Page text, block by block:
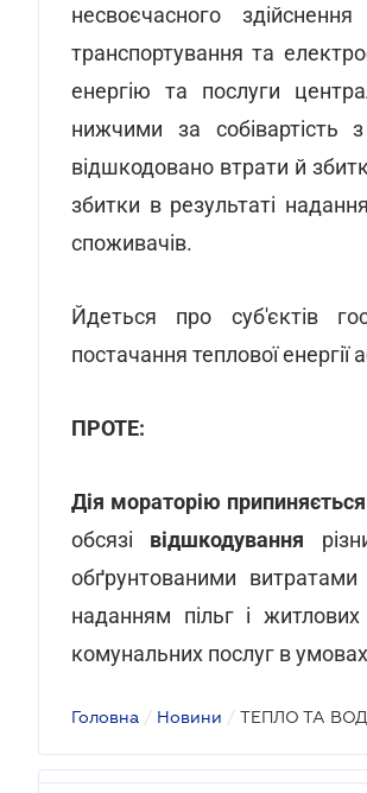
несвоєчасного
транспортування та
енергію та послуги
нижчими за собівартість
відшкодовано втрати й
збитки в результаті
споживачів.
Йдеться про суб'єктів
постачання теплової
ПРОТЕ:
Дія мораторію припиняється
обсязі відшкодування
обґрунтованими
наданням пільг і
комунальних послуг в
Головна / Новини / ТЕПЛО ТА